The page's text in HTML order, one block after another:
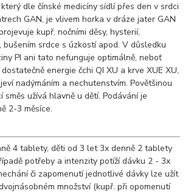
který dle čínské medicíny sídlí přes den v srdci
GAN, je vlivem horka v dráze jater GAN
kupř. nočními děsy, hysterií,
bušením srdce s úzkostí apod. V důsledku
PI ani tato nefunguje optimálně, neboť
energie čchi QI XU a krve XUE XU,
nadýmáním a nechutenstvím. Povětšinou
směs užívá hlavně u dětí. Podávání je
2-3 měsíce.
4 tablety, děti od 3 let 3x denně 2 tablety
potřeby a intenzity potíží dávku 2 - 3x
či zapomenutí jednotlivé dávky lze užít
množství (kupř. při opomenutí